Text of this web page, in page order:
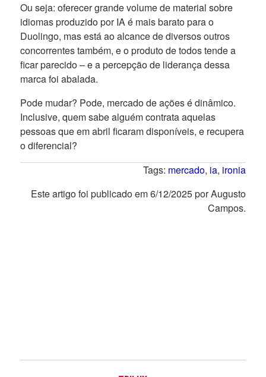
Ou seja: oferecer grande volume de material sobre
idiomas produzido por IA é mais barato para o
Duolingo, mas está ao alcance de diversos outros
concorrentes também, e o produto de todos tende a
ficar parecido – e a percepção de liderança dessa
marca foi abalada.
Pode mudar? Pode, mercado de ações é dinâmico.
Inclusive, quem sabe alguém contrata aquelas
pessoas que em abril ficaram disponíveis, e recupera
o diferencial?
Tags: mercado, ia, ironia
Este artigo foi publicado em 6/12/2025 por Augusto
Campos.